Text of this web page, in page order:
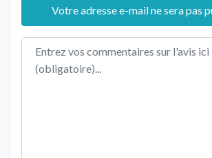
Votre adresse e-mail ne sera pas
Texte de l'avis